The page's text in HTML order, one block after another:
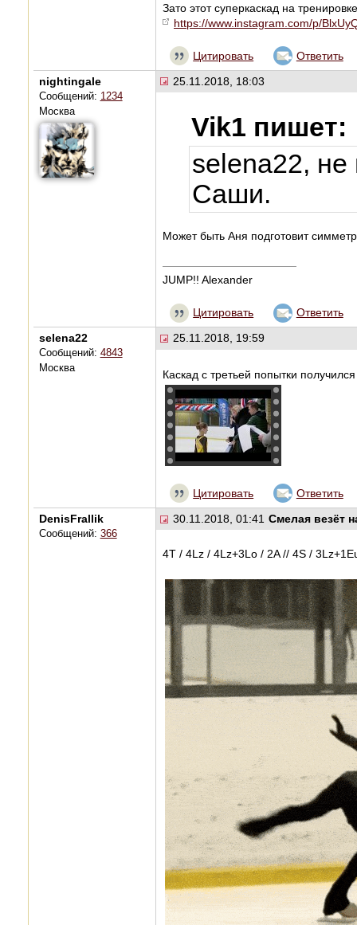
Зато этот суперкаскад на
https://www.instagram.com/p/
Цитировать Ответить
nightingale
Сообщений: 1234
Москва
25.11.2018, 18:03
Vik1 пишет:
selena22, не
Саши.
Может быть Аня подготовит
JUMP!! Alexander
Цитировать Ответить
selena22
Сообщений: 4843
Москва
25.11.2018, 19:59
Каскад с третьей попытки
Цитировать Ответить
DenisFrallik
Сообщений: 366
30.11.2018, 01:41 Смелая везёт
4T / 4Lz / 4Lz+3Lo / 2A // 4S /